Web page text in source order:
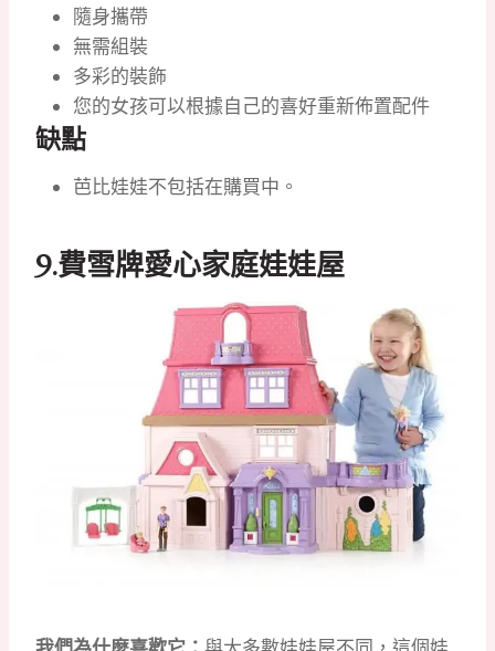
隨身攜帶
無需組裝
多彩的裝飾
您的女孩可以根據自己的喜好重新佈置配件
缺點
芭比娃娃不包括在購買中。
9.費雪牌愛心家庭娃娃屋